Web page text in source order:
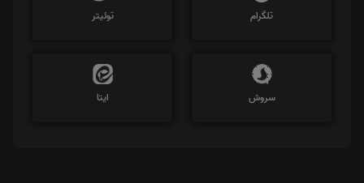
تلگرام توئیتر
سروش ایتا